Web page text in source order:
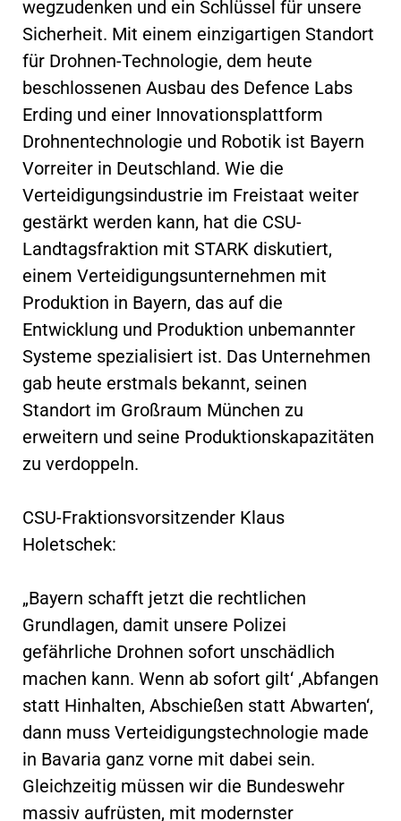
wegzudenken und ein Schlüssel für unsere
Sicherheit. Mit einem einzigartigen Standort
für Drohnen-Technologie, dem heute
beschlossenen Ausbau des Defence Labs
Erding und einer Innovationsplattform
Drohnentechnologie und Robotik ist Bayern
Vorreiter in Deutschland. Wie die
Verteidigungsindustrie im Freistaat weiter
gestärkt werden kann, hat die CSU-
Landtagsfraktion mit STARK diskutiert,
einem Verteidigungsunternehmen mit
Produktion in Bayern, das auf die
Entwicklung und Produktion unbemannter
Systeme spezialisiert ist. Das Unternehmen
gab heute erstmals bekannt, seinen
Standort im Großraum München zu
erweitern und seine Produktionskapazitäten
zu verdoppeln.
CSU-Fraktionsvorsitzender Klaus
Holetschek:
„Bayern schafft jetzt die rechtlichen
Grundlagen, damit unsere Polizei
gefährliche Drohnen sofort unschädlich
machen kann. Wenn ab sofort gilt‘ ‚Abfangen
statt Hinhalten, Abschießen statt Abwarten‘,
dann muss Verteidigungstechnologie made
in Bavaria ganz vorne mit dabei sein.
Gleichzeitig müssen wir die Bundeswehr
massiv aufrüsten, mit modernster